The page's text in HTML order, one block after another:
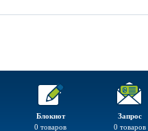
Запрос
0 товаров
Блокнот
0 товаров